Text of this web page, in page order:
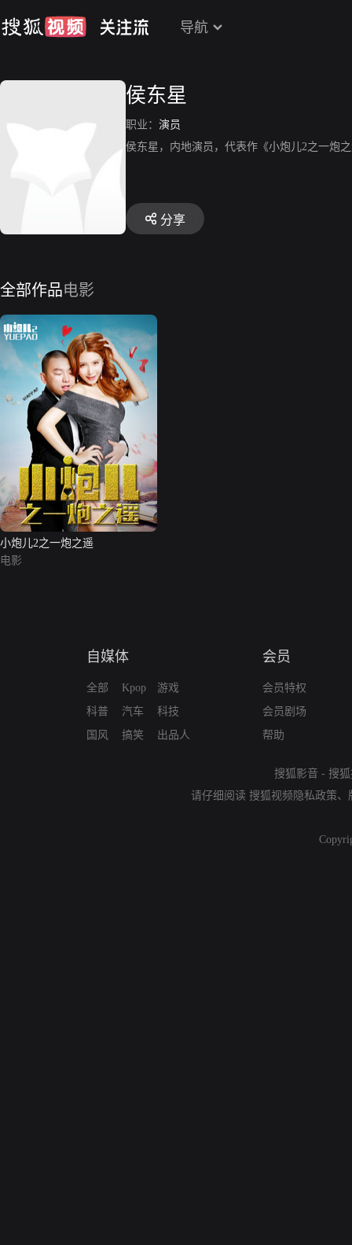
导航
侯东星
职业： 演员
侯东星，内地演员，代表作《小炮儿2之一炮
分享
全部作品电影
小炮儿2之一炮之遥
电影
自媒体
全部
科普
国风
Kpop
汽车
搞笑
游戏
科技
出品人
会员
会员特权
会员剧场
帮助
搜狐影音 - 搜
请仔细阅读 搜狐视频隐私政策、